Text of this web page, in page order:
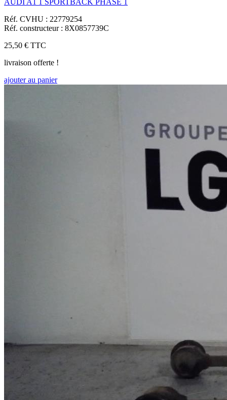
AUDI A1 1 SPORTBACK PHASE 1
Réf. CVHU : 22779254
Réf. constructeur : 8X0857739C
25,50 € TTC
livraison offerte !
ajouter au panier